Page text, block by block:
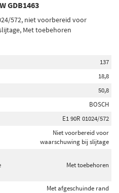
GDB1463
572, niet voorbereid voor
Met toebehoren
137
18,8
50,8
BOSCH
E1 90R 01024/572
Niet voorbereid voor
waarschuwing bij slijtage
Met toebehoren
Met afgeschuinde rand